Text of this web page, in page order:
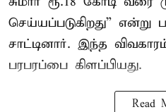
செய்யப்படுகிறது” என்று
சாட்டினார். இந்த
பரபரப்பை கிளப்பியது.
Read